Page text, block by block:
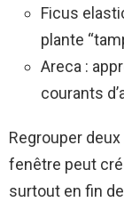
Ficus
plante
Areca :
courants
Regrouper
fenêtre peut
surtout en fin